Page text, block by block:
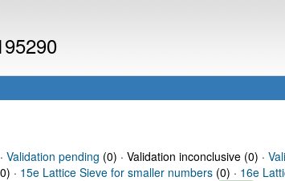
Validation pending (0) · Validation inconclusive (0) ·
· 15e Lattice Sieve for smaller numbers (0) · 16e